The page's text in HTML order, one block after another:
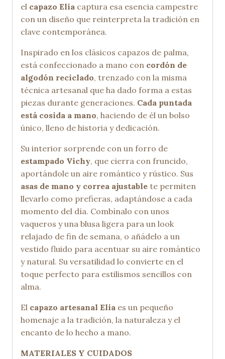
el capazo Elia captura esa esencia campestre
con un diseño que reinterpreta la tradición en
clave contemporánea.
Inspirado en los clásicos capazos de palma,
está confeccionado a mano con cordón de
algodón reciclado, trenzado con la misma
técnica artesanal que ha dado forma a estas
piezas durante generaciones. Cada puntada
está cosida a mano, haciendo de él un bolso
único, lleno de historia y dedicación.
Su interior sorprende con un forro de
estampado Vichy, que cierra con fruncido,
aportándole un aire romántico y rústico. Sus
asas de mano y correa ajustable te permiten
llevarlo como prefieras, adaptándose a cada
momento del día. Combínalo con unos
vaqueros y una blusa ligera para un look
relajado de fin de semana, o añádelo a un
vestido fluido para acentuar su aire romántico
y natural. Su versatilidad lo convierte en el
toque perfecto para estilismos sencillos con
alma.
El capazo artesanal Elia es un pequeño
homenaje a la tradición, la naturaleza y el
encanto de lo hecho a mano.
MATERIALES Y CUIDADOS